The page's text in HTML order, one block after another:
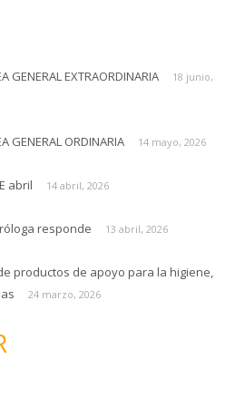
GENERAL EXTRAORDINARIA
18 junio,
GENERAL ORDINARIA 14 mayo, 2026
abril 14 abril, 2026
responde 13 abril, 2026
productos de apoyo para la higiene,
24 marzo, 2026